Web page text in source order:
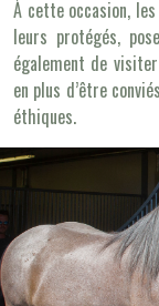
À cette occasion,
leurs protégés,
également de
en plus d’être
éthiques.